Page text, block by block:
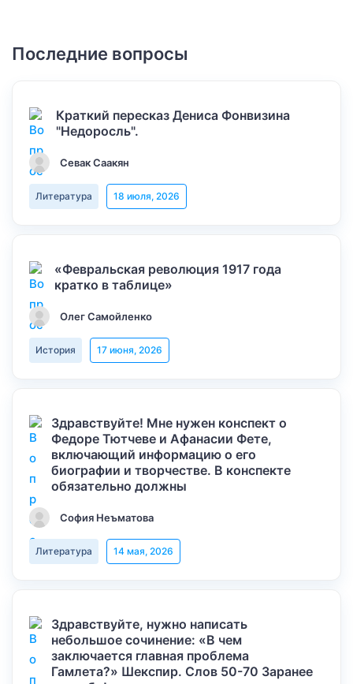
Последние вопросы
Краткий пересказ Дениса Фонвизина
"Недоросль".
Севак Саакян
Литература 18 июля, 2026
«Февральская революция 1917 года
кратко в таблице»
Олег Самойленко
История 17 июня, 2026
Здравствуйте! Мне нужен конспект о
Федоре Тютчеве и Афанасии Фете,
включающий информацию о его
биографии и творчестве. В конспекте
обязательно должны
София Неъматова
Литература 14 мая, 2026
Здравствуйте, нужно написать
небольшое сочинение: «В чем
заключается главная проблема
Гамлета?» Шекспир. Слов 50-70 Заранее